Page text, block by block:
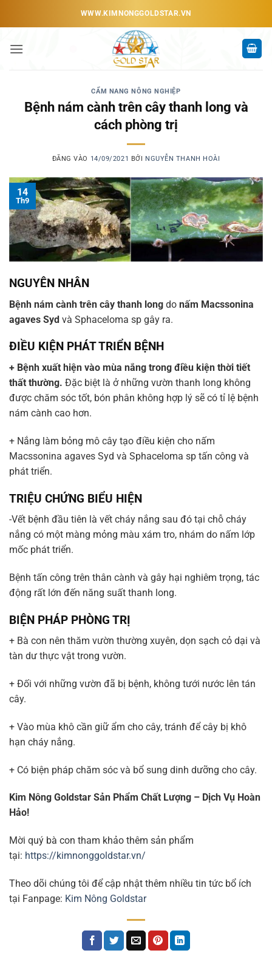
dung
WWW.KIMNONGGOLDSTAR.VN
CẨM NANG NÔNG NGHIỆP
Bệnh nám cành trên cây thanh long và
cách phòng trị
ĐĂNG VÀO 14/09/2021 BỞI NGUYỄN THANH HOÀI
14
Th9
NGUYÊN NHÂN
Bệnh nám cành trên cây thanh long do nấm Macssonina
agaves Syd và Sphaceloma sp gây ra.
ĐIỀU KIỆN PHÁT TRIỂN BỆNH
+ Bệnh xuất hiện vào mùa nắng trong điều kiện thời tiết
thất thường. Đặc biệt là ở những vườn thanh long không
được chăm sóc tốt, bón phân không hợp lý sẽ có tỉ lệ bệnh
nám cành cao hơn.
+ Nắng làm bỏng mô cây tạo điều kiện cho nấm
Macssonina agaves Syd và Sphaceloma sp tấn công và
phát triển.
TRIỆU CHỨNG BIỂU HIỆN
-Vết bệnh đầu tiên là vết cháy nắng sau đó tại chỗ cháy
nắng có một màng mỏng màu xám tro, nhám do nấm lớp
mốc phát triển.
Bệnh tấn công trên thân cành và gây hại nghiêm trọng, tác
động rất lớn đến năng suất thanh long.
BIỆN PHÁP PHÒNG TRỊ
+ Bà con nên thăm vườn thường xuyên, dọn sạch cỏ dại và
tàn dư thực vật trong vườn.
+ Đối với những vườn đã bị bệnh, không tưới nước lên tán
cây.
+ Vào mùa khô cần giữ ẩm cho cây, tránh để cây bị khô
hạn cháy nắng.
+ Có biện pháp chăm sóc và bổ sung dinh dưỡng cho cây.
Kim Nông Goldstar Sản Phẩm Chất Lượng – Dịch Vụ Hoàn
Hảo!
Mời quý bà con tham khảo thêm sản phẩm
tại: https://kimnonggoldstar.vn/
Theo dõi chúng tôi để cập nhật thêm nhiều tin tức bổ ích
tại Fanpage: Kim Nông Goldstar